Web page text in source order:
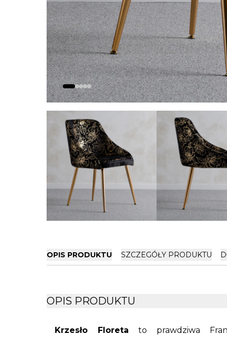
OPIS PRODUKTU SZCZEGÓŁY PRODUKTU
OPIS PRODUKTU
Krzesło Floreta to prawdziwa